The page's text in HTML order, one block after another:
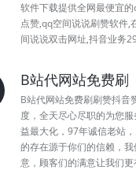
软件下载提供全网最便宜
点赞,qq空间说说刷赞软件,
间说说双击网址,抖音业务
B站代网站免费刷
B站代网站免费刷刷赞抖音
度，全天尽心尽职的为您
益最大化，97年诚信老站
的存在源于你们的信赖，
意，顾客们的满意让我们